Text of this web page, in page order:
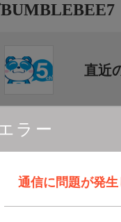
ラー
通信に問題が発
直近